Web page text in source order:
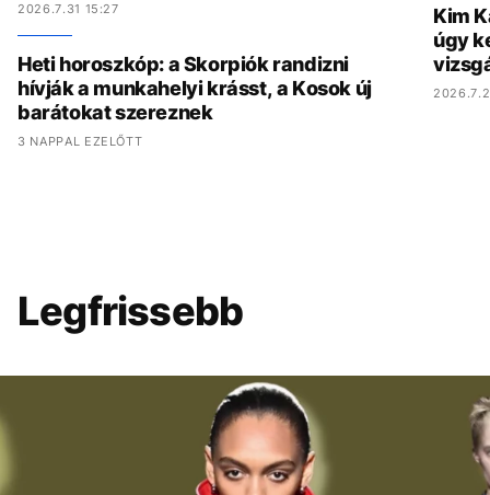
2026.7.31 15:27
Heti horoszkóp: a Skorpiók randizni
hívják a munkahelyi krásst, a Kosok új
barátokat szereznek
3 NAPPAL EZELŐTT
Kim
úgy
Legfrissebb